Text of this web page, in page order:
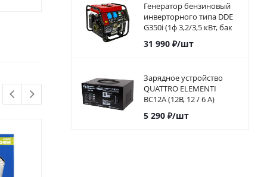
Генератор бензиновый
инверторного типа DDE
G350i (1ф 3,2/3,5 кВт, бак
5,7 л, дв-ль 7 л.с.)794-968
31 990₽/шт
Зарядное устройство
QUATTRO ELEMENTI
BC12A (12В, 12 / 6 А)
автомат
5 290₽/шт